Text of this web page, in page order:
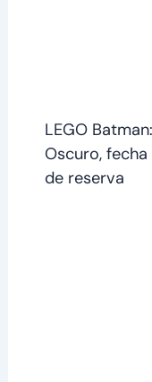
LEGO
Oscuro,
de reserva